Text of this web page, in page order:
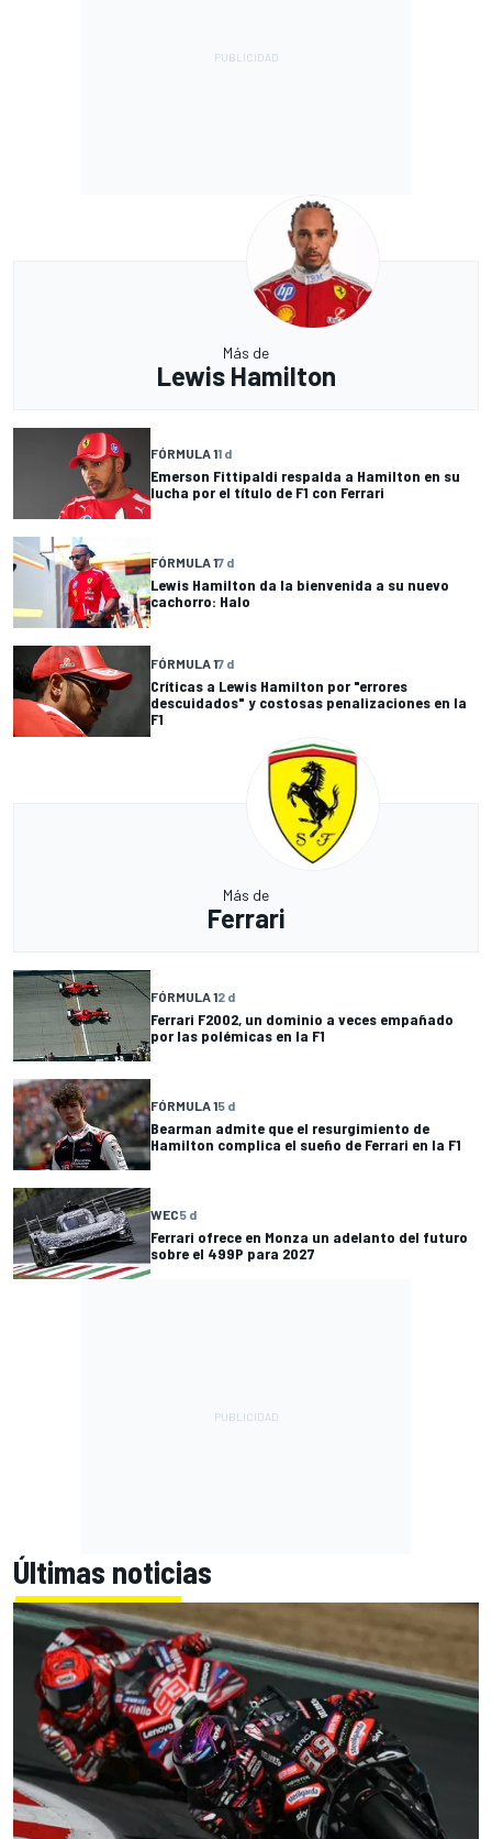
Más de
Lewis Hamilton
FÓRMULA 11 d
Emerson Fittipaldi respalda a Hamilton en su
lucha por el título de F1 con Ferrari
FÓRMULA 17 d
Lewis Hamilton da la bienvenida a su nuevo
cachorro: Halo
FÓRMULA 17 d
Críticas a Lewis Hamilton por "errores
descuidados" y costosas penalizaciones en la
F1
Más de
Ferrari
FÓRMULA 12 d
Ferrari F2002, un dominio a veces empañado
por las polémicas en la F1
FÓRMULA 15 d
Bearman admite que el resurgimiento de
Hamilton complica el sueño de Ferrari en la F1
WEC5 d
Ferrari ofrece en Monza un adelanto del futuro
sobre el 499P para 2027
Últimas noticias